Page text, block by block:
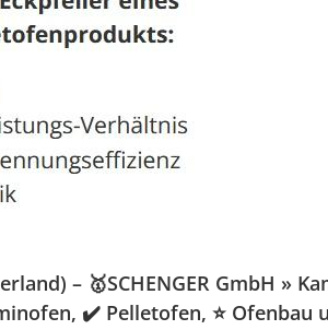
– 🥇SCHENGER GmbH »
✔️ Pelletofen, ⭐ Ofenbau